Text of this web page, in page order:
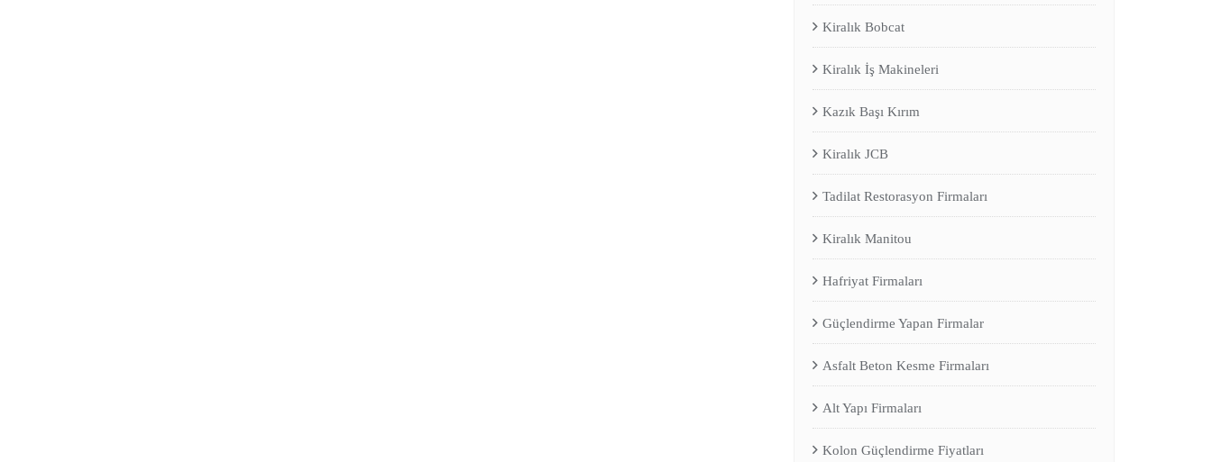
Kiralık Bobcat
Kiralık İş Makineleri
Kazık Başı Kırım
Kiralık JCB
Tadilat Restorasyon Firmaları
Kiralık Manitou
Hafriyat Firmaları
Güçlendirme Yapan Firmalar
Asfalt Beton Kesme Firmaları
Alt Yapı Firmaları
Kolon Güçlendirme Fiyatları